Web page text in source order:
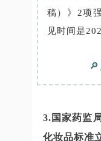
稿）》2项
见时间是
3.国家药监
化妆品标准